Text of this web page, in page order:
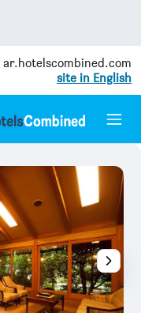
ar.hotelscombined.com
site in English